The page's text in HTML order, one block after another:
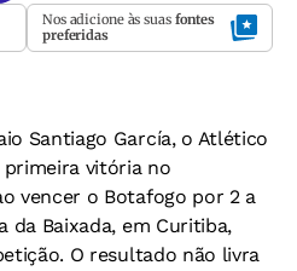
Nos adicione às suas fontes
preferidas
Santiago García, o Atlético
primeira vitória no
vencer o Botafogo por 2 a
da Baixada, em Curitiba,
O resultado não livra